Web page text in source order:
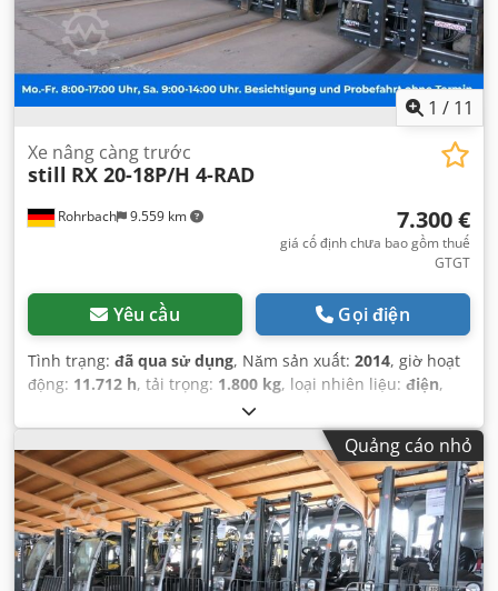
1 / 11
Rohrbach 9.559 km
Xe nâng càng trước
still RX 20-18P/H 4-RAD
7.300 €
giá cố định chưa bao gồm thuế
GTGT
Yêu cầu Gọi điện
Tình trạng: đã qua sử dụng, Năm sản xuất: 2014, giờ hoạt
động: 11.712 h, tải trọng: 1.800 kg, loại nhiên liệu: điện,
11 kW (14,96 mã lực)
răng:tự động, trọng lượng không tải:3.326 kg, màu sắc:
xám, số km đã đi:11.712 km, đăng ký lần đầu:09/2014
trọng lượng tải tối đa:1.800 kg, hệ thống treo:khác, số chỗ
ngồi:1, cabin lái:khác, chiều dài cơ sở:1.448 mm, hạng
mục khí thải:không có, nhiên liệu:điện, Thiết bị:
máy tính
trên xe,
Quảng cáo nhỏ